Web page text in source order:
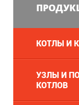
КОТЛЫ И
УЗЛЫ И
КОТЛОВ